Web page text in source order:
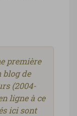
première
blog de
(2004-
ligne à ce
ici sont